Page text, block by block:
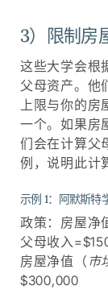
3）限制房
这些大学会根
父母资产。他
上限与你的
一个。如果房
们会在计算父
例，说明此计
示例 1：阿默斯特
政策：房屋净
父母收入
房屋净值（ 市
$300,000